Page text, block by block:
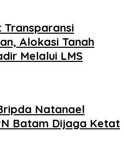
Transparansi
Alokasi Tanah
Melalui LMS
Natanael
Batam Dijaga Ketat